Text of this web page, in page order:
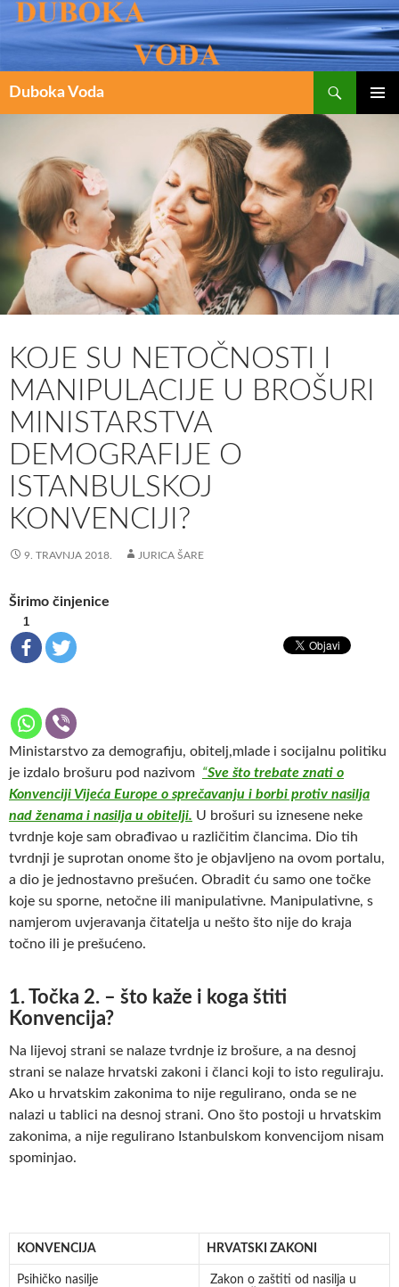
Duboka Voda
Pretraži
KOJE SU NETOČNOSTI I
MANIPULACIJE U BROŠURI
MINISTARSTVA
DEMOGRAFIJE O
ISTANBULSKOJ
KONVENCIJI?
9. TRAVNJA 2018. JURICA ŠARE
Širimo činjenice
1
Ministarstvo za demografiju, obitelj,mlade i socijalnu politiku
je izdalo brošuru pod nazivom “Sve što trebate znati o
Konvenciji Vijeća Europe o sprečavanju i borbi protiv nasilja
nad ženama i nasilja u obitelji. U brošuri su iznesene neke
tvrdnje koje sam obrađivao u različitim člancima. Dio tih
tvrdnji je suprotan onome što je objavljeno na ovom portalu,
a dio je jednostavno prešućen. Obradit ću samo one točke
koje su sporne, netočne ili manipulativne. Manipulativne, s
namjerom uvjeravanja čitatelja u nešto što nije do kraja
točno ili je prešućeno.
1. Točka 2. – što kaže i koga štiti
Konvencija?
Na lijevoj strani se nalaze tvrdnje iz brošure, a na desnoj
strani se nalaze hrvatski zakoni i članci koji to isto reguliraju.
Ako u hrvatskim zakonima to nije regulirano, onda se ne
nalazi u tablici na desnoj strani. Ono što postoji u hrvatskim
zakonima, a nije regulirano Istanbulskom konvencijom nisam
spominjao.
KONVENCIJA HRVATSKI ZAKONI
Psihičko nasilje
Zakon o zaštiti od nasilja u